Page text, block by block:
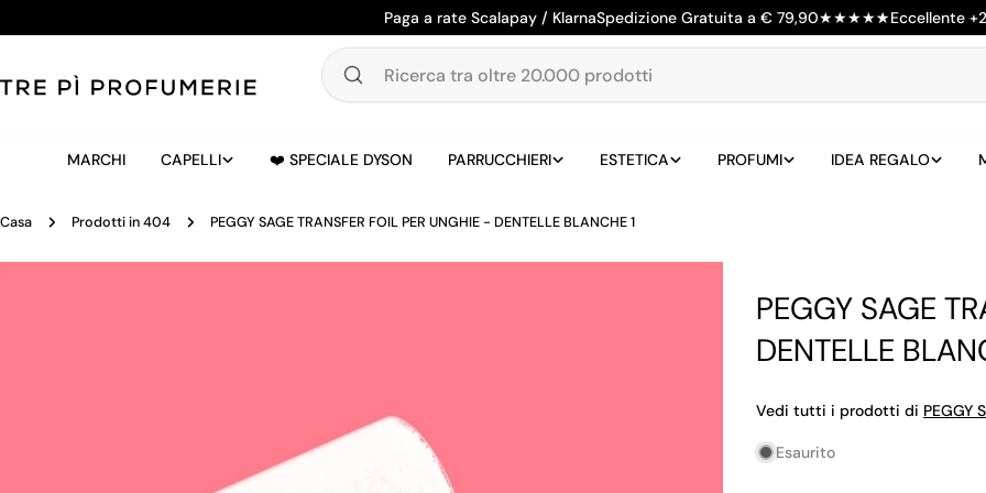
al
Paga a rate Scalapay / KlarnaSpedizione Gratuita a € 79,90★★★★★Eccellente
Ricerca
20.000
MARCHI CAPELLI ❤️ SPECIALE DYSON PARRUCCHIERI ESTETICA PROFUMI IDEA REGALO
Casa Prodotti in 404 PEGGY SAGE TRANSFER FOIL PER UNGHIE - DENTELLE BLANCHE 1
PEGGY SAGE
DENTELLE
Vedi tutti i prodotti di PEGGY
Esaurito